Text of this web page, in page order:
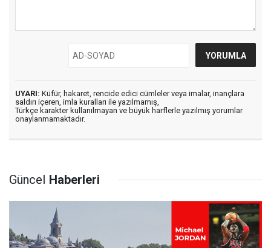
UYARI: Küfür, hakaret, rencide edici cümleler veya imalar, inançlara
saldırı içeren, imla kuralları ile yazılmamış,
Türkçe karakter kullanılmayan ve büyük harflerle yazılmış yorumlar
onaylanmamaktadır.
Güncel Haberleri